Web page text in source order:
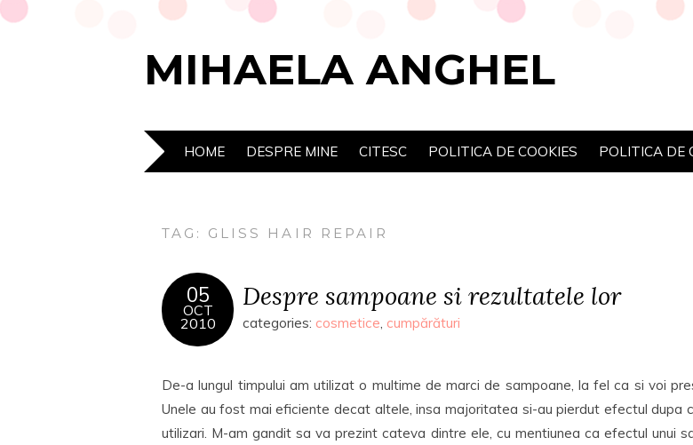
MIHAELA ANGHEL
HOME DESPRE MINE CITESC POLITICA DE COOKIES POLITICA DE
TAG: GLISS HAIR REPAIR
05
OCT
2010
Despre sampoane si rezultatele lor
categories: cosmetice, cumpărături
De-a lungul timpului am utilizat o multime de marci de sampoane, la fel ca si voi
Unele au fost mai eficiente decat altele, insa majoritatea si-au pierdut efectul dupa
utilizari. M-am gandit sa va prezint cateva dintre ele, cu mentiunea ca efectul unui